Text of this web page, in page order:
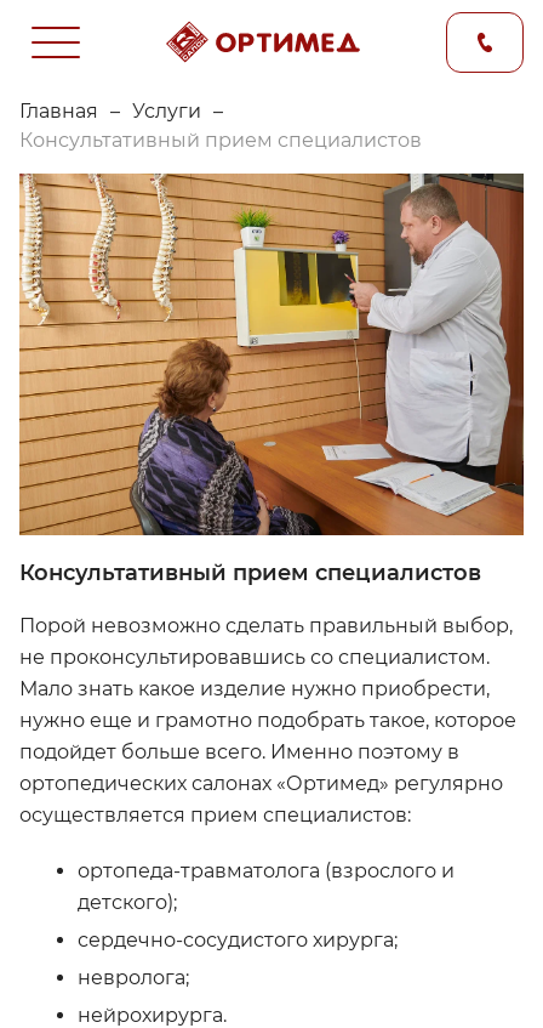
Главная – Услуги –
Консультативный прием специалистов
Консультативный прием специалистов
Порой невозможно сделать правильный выбор,
не проконсультировавшись со специалистом.
Мало знать какое изделие нужно приобрести,
нужно еще и грамотно подобрать такое, которое
подойдет больше всего. Именно поэтому в
ортопедических салонах «Ортимед» регулярно
осуществляется прием специалистов:
ортопеда-травматолога (взрослого и
детского);
сердечно-сосудистого хирурга;
невролога;
нейрохирурга.